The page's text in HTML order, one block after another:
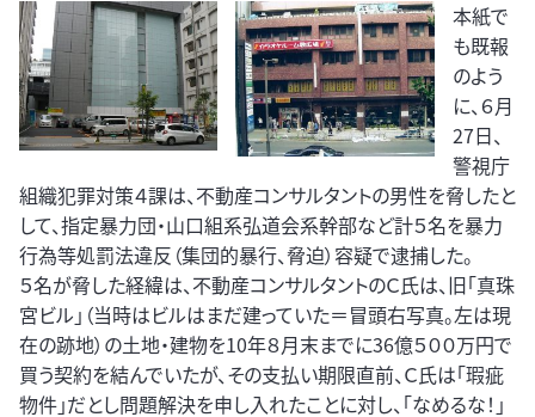
本紙で
も既報
のよう
に、６月
27日、
警視庁
組織犯罪対策４課は、不動産コンサルタントの男性を脅したと
して、指定暴力団・山口組系弘道会系幹部など計５名を暴力
行為等処罰法違反（集団的暴行、脅迫）容疑で逮捕した。
５名が脅した経緯は、不動産コンサルタントのＣ氏は、旧「真珠
宮ビル」（当時はビルはまだ建っていた＝冒頭右写真。左は現
在の跡地）の土地・建物を10年８月末までに36億５００万円で
買う契約を結んでいたが、その支払い期限直前、Ｃ氏は「瑕疵
物件」だとし問題解決を申し入れたことに対し、「なめるな！」